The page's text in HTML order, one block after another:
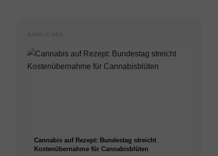
Cannabis auf Rezept: Bundestag streicht
Kostenübernahme für Cannabisblüten